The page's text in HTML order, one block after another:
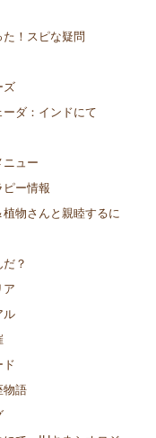
！スピな疑問
ズ
ダ：インドにて
ュー
ー情報
物さんと親睦するに
？
ア
ル
ド
物語